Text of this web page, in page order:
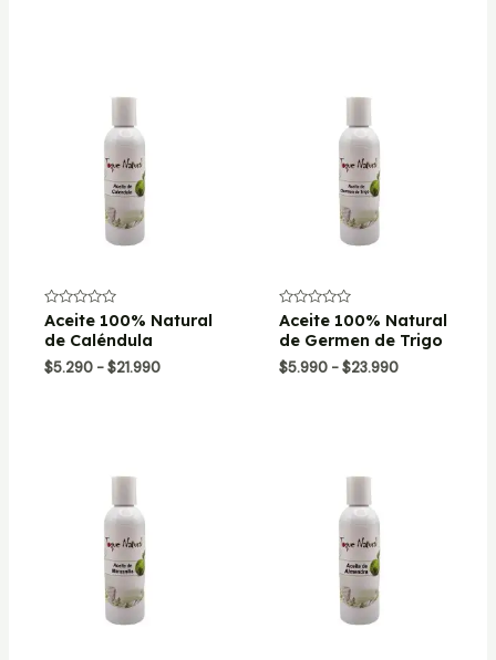
Valorado
con
0
de
5
Aceite 100% Natural
de Caléndula
$5.290 -$21.990Rango
Valorado
con
0
de
5
Aceite 100% Natural
de Germen de Trigo
$5.990 - $23.990Rango